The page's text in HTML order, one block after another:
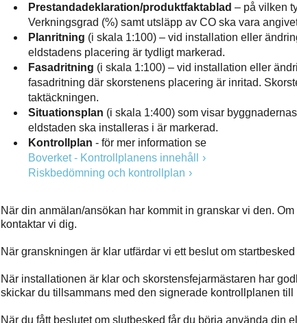
Prestandadeklaration/produktfaktablad – på vilken
Verkningsgrad (%) samt utsläpp av CO ska vara
Planritning (i skala 1:100) – vid installation eller
eldstadens placering är tydligt markerad.
Fasadritning (i skala 1:100) – vid installation eller
fasadritning där skorstenens placering är inritad.
taktäckningen.
Situationsplan (i skala 1:400) som visar
eldstaden ska installeras i är markerad.
Kontrollplan - för mer information se
Boverket - Kontrollplanens innehåll
Riskbedömning och kontrollplan
När din anmälan/ansökan har kommit in granskar vi den.
kontaktar vi dig.
När granskningen är klar utfärdar vi ett beslut om
När installationen är klar och skorstensfejarmästaren har
skickar du tillsammans med den signerade kontrollplanen till
När du fått beslutet om slutbesked får du börja använda din